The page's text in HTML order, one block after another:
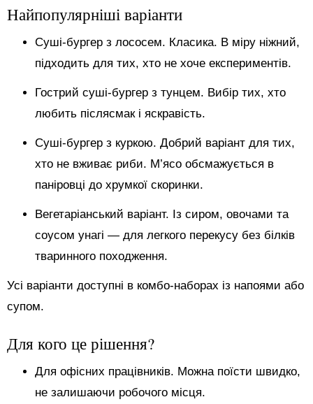
Найпопулярніші варіанти
Суші-бургер з лососем. Класика. В міру ніжний,
підходить для тих, хто не хоче експериментів.
Гострий суші-бургер з тунцем. Вибір тих, хто
любить післясмак і яскравість.
Суші-бургер з куркою. Добрий варіант для тих,
хто не вживає риби. М’ясо обсмажується в
паніровці до хрумкої скоринки.
Вегетаріанський варіант. Із сиром, овочами та
соусом унагі — для легкого перекусу без білків
тваринного походження.
Усі варіанти доступні в комбо-наборах із напоями або
супом.
Для кого це рішення?
Для офісних працівників. Можна поїсти швидко,
не залишаючи робочого місця.